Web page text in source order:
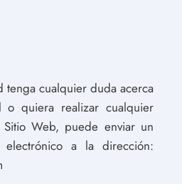
tenga cualquier duda acerca
o quiera realizar cualquier
Web, puede enviar un
a la dirección: